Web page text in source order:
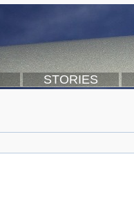
STORIES